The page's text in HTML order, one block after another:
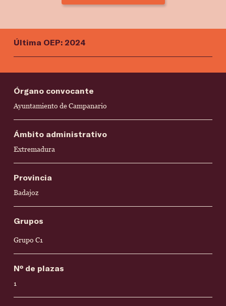
Última OEP: 2024
Órgano convocante
Ayuntamiento de Campanario
Ámbito administrativo
Extremadura
Provincia
Badajoz
Grupos
Grupo C1
Nº de plazas
1